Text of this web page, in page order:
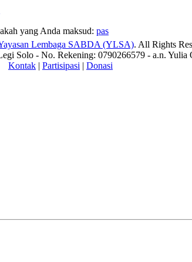
yang Anda maksud: pas
Lembaga SABDA (YLSA). All Rights
Solo - No. Rekening: 0790266579 - a.n. Yulia
Kontak | Partisipasi | Donasi